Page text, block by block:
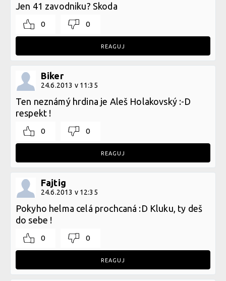
Jen 41 zavodniku? Skoda
0 0
REAGUJ
Biker
24.6.2013 v 11:35
Ten neznámý hrdina je Aleš Holakovský :-D
respekt !
0 0
REAGUJ
Fajtig
24.6.2013 v 12:35
Pokyho helma celá prochcaná :D Kluku, ty deš
do sebe !
0 0
REAGUJ